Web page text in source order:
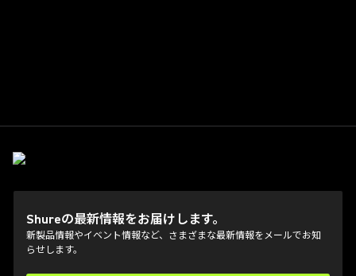
Shureの最新情報をお届けします。
新製品情報やイベント情報など、さまざまな最新情報をメールでお知
らせします。